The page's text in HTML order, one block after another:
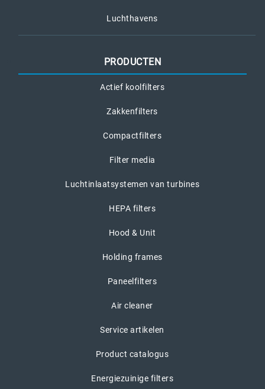
Luchthavens
PRODUCTEN
Actief koolfilters
Zakkenfilters
Compactfilters
Filter media
Luchtinlaatsystemen van turbines
HEPA filters
Hood & Unit
Holding frames
Paneelfilters
Air cleaner
Service artikelen
Product catalogus
Energiezuinige filters